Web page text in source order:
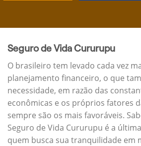
Seguro de Vida Cururupu
O brasileiro tem levado cada vez
planejamento financeiro, o que
necessidade, em razão das
econômicas e os próprios fatores
sempre são os mais favoráveis.
Seguro de Vida Cururupu é a
quem busca sua tranquilidade em